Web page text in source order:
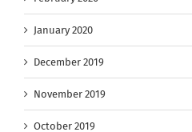
January 2020
December 2019
November 2019
October 2019